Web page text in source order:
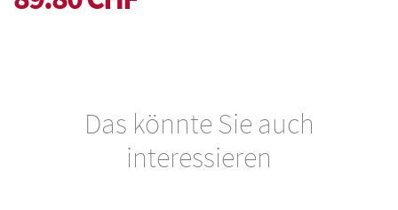
Das könnte Sie auch
interessieren